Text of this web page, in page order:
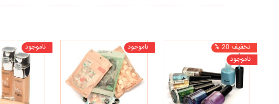
تخفیف 20 %
ناموجود
ناموجود ناموجود